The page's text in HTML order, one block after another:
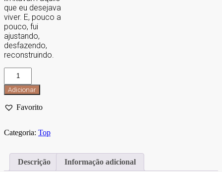
que eu desejava
viver. E, pouco a
pouco, fui
ajustando,
desfazendo,
reconstruindo.
Adicionar
Favorito
Categoria: Top
Descrição Informação adicional